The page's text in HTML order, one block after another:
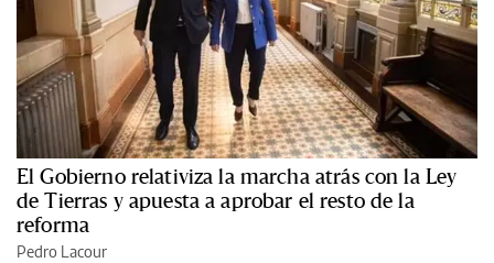
El Gobierno relativiza la marcha atrás con la Ley
de Tierras y apuesta a aprobar el resto de la
reforma
Pedro Lacour